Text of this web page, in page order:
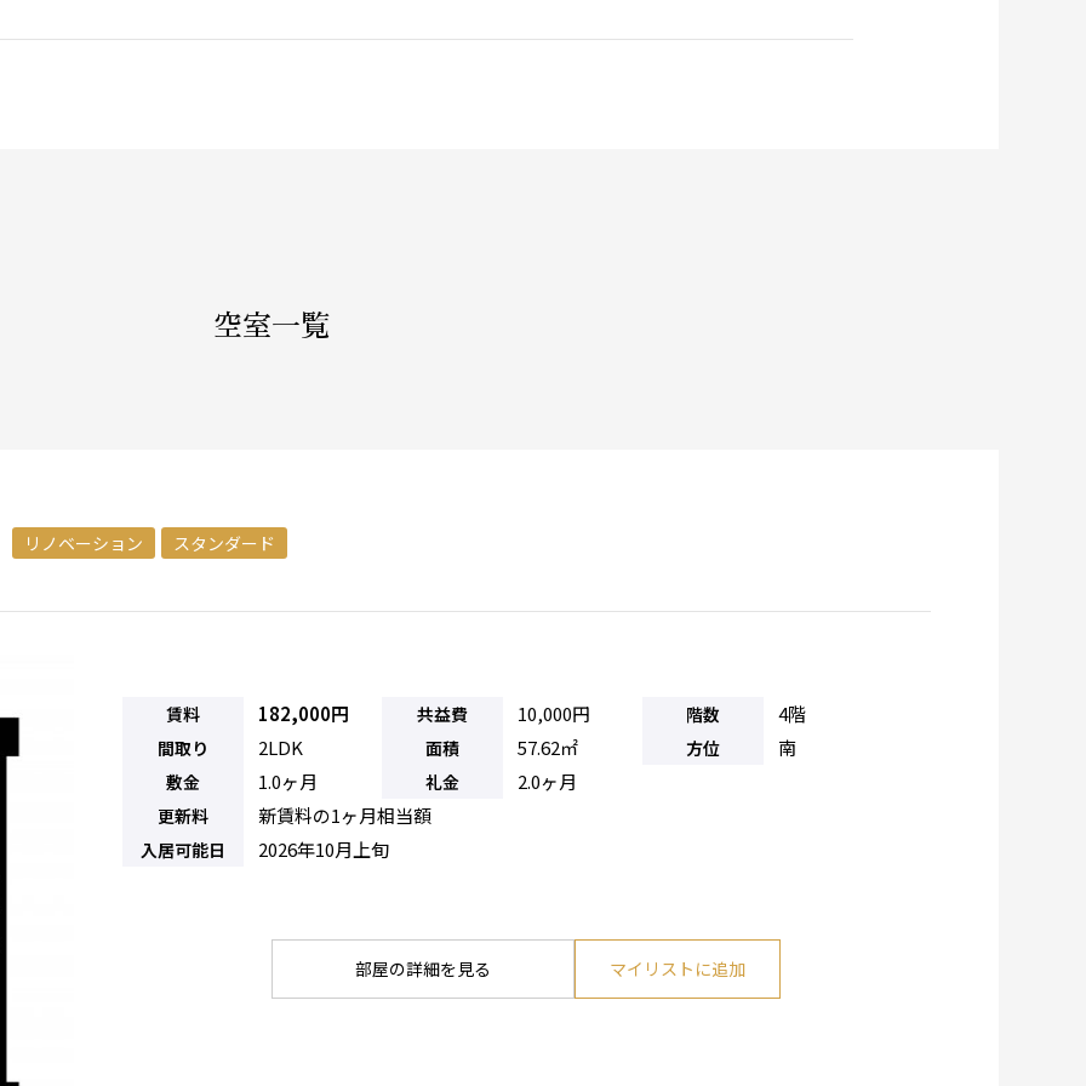
空室一覧
リノベーション スタンダード
賃料 182,000円 共益費 10,000円 階数 4階
間取り 2LDK 面積 57.62㎡ 方位 南
敷金 1.0ヶ月 礼金 2.0ヶ月
更新料 新賃料の1ヶ月相当額
入居可能日 2026年10月上旬
部屋の詳細を見る マイリストに追加